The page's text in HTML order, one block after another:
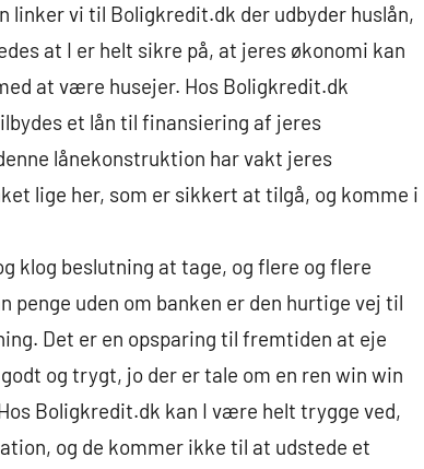
linker vi til Boligkredit.dk der udbyder huslån,
at I er helt sikre på, at jeres økonomi kan
at være husejer. Hos Boligkredit.dk
et lån til finansiering af jeres
lånekonstruktion har vakt jeres
lige her, som er sikkert at tilgå, og komme i
klog beslutning at tage, og flere og flere
penge uden om banken er den hurtige vej til
Det er en opsparing til fremtiden at eje
og trygt, jo der er tale om en ren win win
Boligkredit.dk kan I være helt trygge ved,
og de kommer ikke til at udstede et